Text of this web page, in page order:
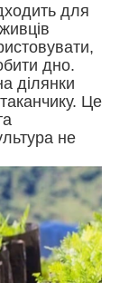
для
дно.
ділянки
Це
не